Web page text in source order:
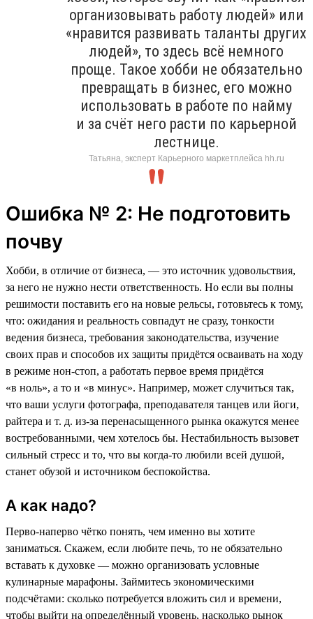
организовывать работу людей» или
«нравится развивать таланты других
людей», то здесь всё немного
проще. Такое хобби не обязательно
превращать в бизнес, его можно
использовать в работе по найму
и за счёт него расти по карьерной
лестнице.
Татьяна, эксперт Карьерного маркетплейса hh.ru
Ошибка № 2: Не подготовить
почву
Хобби, в отличие от бизнеса, — это источник удовольствия,
за него не нужно нести ответственность. Но если вы полны
решимости поставить его на новые рельсы, готовьтесь к тому,
что: ожидания и реальность совпадут не сразу, тонкости
ведения бизнеса, требования законодательства, изучение
своих прав и способов их защиты придётся осваивать на ходу
в режиме нон-стоп, а работать первое время придётся
«в ноль», а то и «в минус». Например, может случиться так,
что ваши услуги фотографа, преподавателя танцев или йоги,
райтера и т. д. из-за перенасыщенного рынка окажутся менее
востребованными, чем хотелось бы. Нестабильность вызовет
сильный стресс и то, что вы когда-то любили всей душой,
станет обузой и источником беспокойства.
А как надо?
Перво-наперво чётко понять, чем именно вы хотите
заниматься. Скажем, если любите печь, то не обязательно
вставать к духовке — можно организовать условные
кулинарные марафоны. Займитесь экономическими
подсчётами: сколько потребуется вложить сил и времени,
чтобы выйти на определённый уровень, насколько рынок